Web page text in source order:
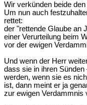
Wir verkünden beide
Um nun auch
rettet:
der "rettende Glaube an
einer Verurteilung beim
vor der ewigen
Und wenn der Herr
dass sie in ihren
werden, wenn sie es
ist, dann meint er ja
zur ewigen Verdammnis